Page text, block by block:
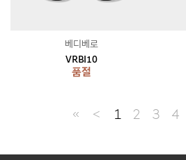
VRBI10
품절
베디베로
≪ ＜ 1 2 3 4